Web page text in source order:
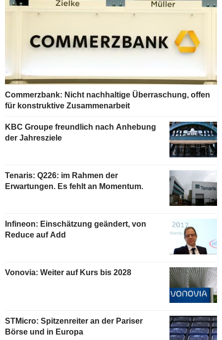
Commerzbank: Nicht nachhaltige Überraschung, offen
für konstruktive Zusammenarbeit
KBC Groupe freundlich nach Anhebung
der Jahresziele
Tenaris: Q226: im Rahmen der
Erwartungen. Es fehlt an Momentum.
Infineon: Einschätzung geändert, von
Reduce auf Add
Vonovia: Weiter auf Kurs bis 2028
STMicro: Spitzenreiter an der Pariser
Börse und in Europa